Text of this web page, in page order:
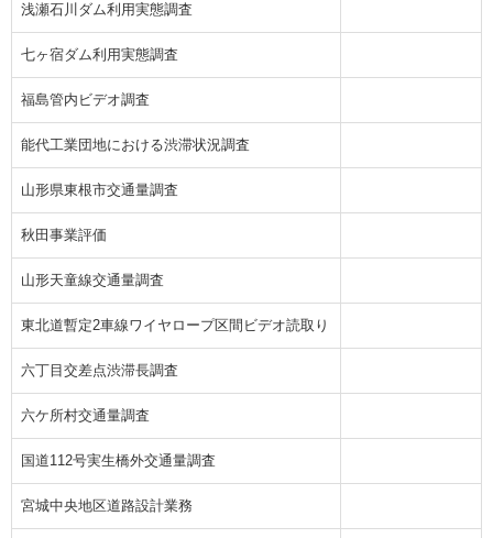
浅瀬石川ダム利用実態調査
七ヶ宿ダム利用実態調査
福島管内ビデオ調査
能代工業団地における渋滞状況調査
山形県東根市交通量調査
秋田事業評価
山形天童線交通量調査
東北道暫定2車線ワイヤロープ区間ビデオ読取り
六丁目交差点渋滞長調査
六ケ所村交通量調査
国道112号実生橋外交通量調査
宮城中央地区道路設計業務